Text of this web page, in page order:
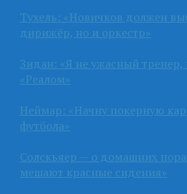
Тухель: «Новичков должен
дирижёр, но и оркестр»
Зидан: «Я не ужасный тренер,
«Реалом»
Неймар: «Начну покерную
футбола»
Солскьяер — о домашних
мешают красные сидения»